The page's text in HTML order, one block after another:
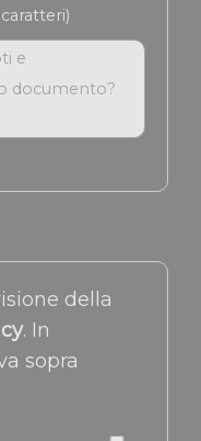
della
. In
sopra